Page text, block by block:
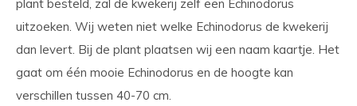
plant besteld, zal de kwekerij zelf een Echinodorus
uitzoeken. Wij weten niet welke Echinodorus de kwekerij
dan levert. Bij de plant plaatsen wij een naam kaartje. Het
gaat om één mooie Echinodorus en de hoogte kan
verschillen tussen 40-70 cm.